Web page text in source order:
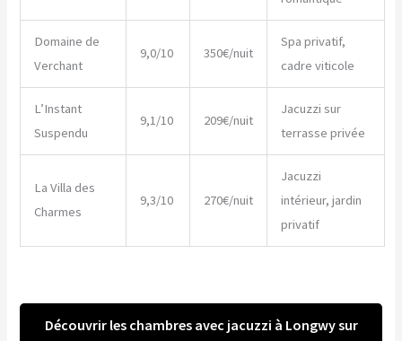
Domaine de
Verchant
9,0/10 350€/nuit
Spa privatif,
cadre viticole
L’Instant
Suspendu
9,1/10 209€/nuit
Jacuzzi sur
terrasse privée
La Villa des
Charmes
9,3/10 270€/nuit
Jacuzzi
intérieur, jardin
privatif
Découvrir les chambres avec jacuzzi à Longwy sur